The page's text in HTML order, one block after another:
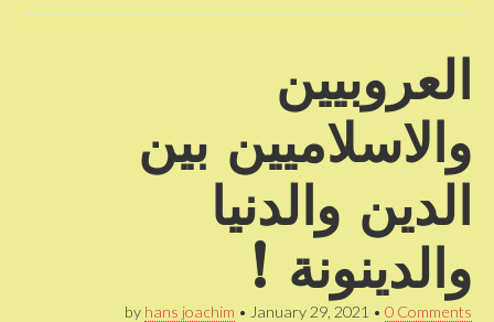
العروبيين
والاسلاميين بين
الدين والدنيا
والدينونة !
by hans joachim • January 29, 2021 • 0 Comments